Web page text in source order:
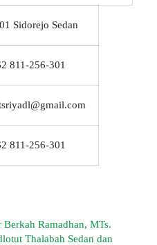
Sidorejo Sedan
811-256-301
811-256-301
Berkah Ramadhan, MTs.
Thalabah Sedan dan